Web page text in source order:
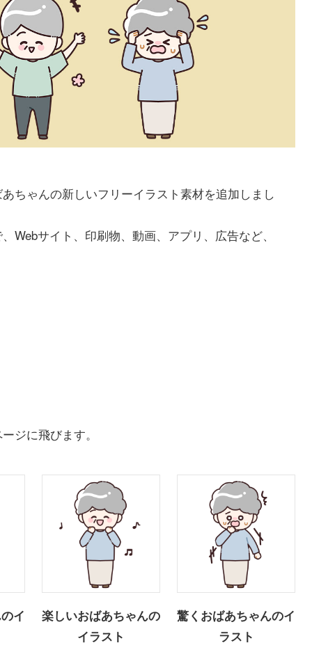
ちゃんの新しいフリーイラスト素材を追加しまし
Webサイト、印刷物、動画、アプリ、広告など、
ジに飛びます。
イ
楽しいおばあちゃんの
イラスト
驚くおばあちゃんのイ
ラスト